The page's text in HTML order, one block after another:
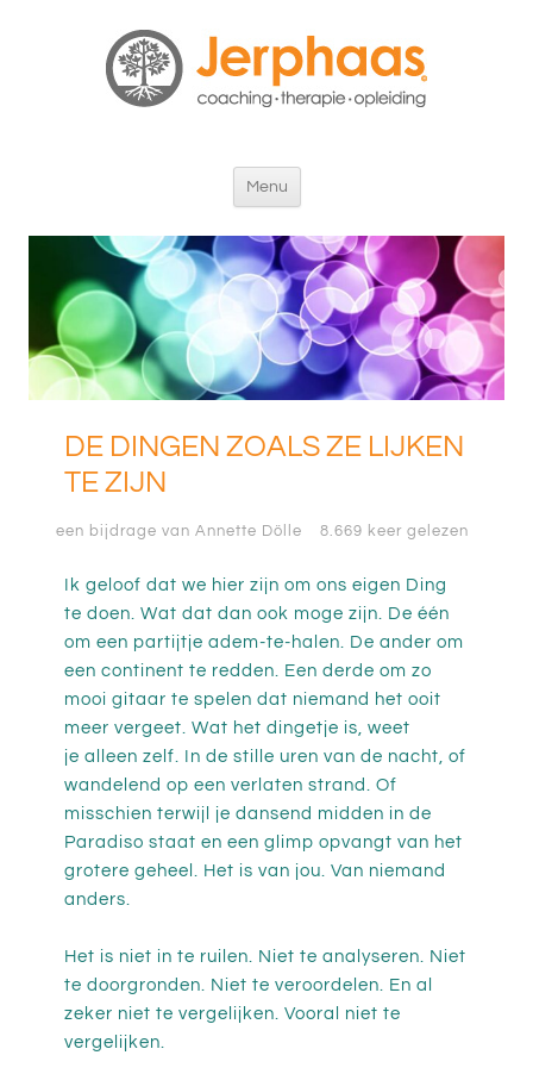
Menu
de
inhoud
DE DINGEN ZOALS ZE LIJKEN
TE ZIJN
een bijdrage van Annette Dölle 8.669 keer gelezen
Ik geloof dat we hier zijn om ons eigen Ding
te doen. Wat dat dan ook moge zijn. De één
om een partijtje adem-te-halen. De ander om
een continent te redden. Een derde om zo
mooi gitaar te spelen dat niemand het ooit
meer vergeet. Wat het dingetje is, weet
je alleen zelf. In de stille uren van de nacht, of
wandelend op een verlaten strand. Of
misschien terwijl je dansend midden in de
Paradiso staat en een glimp opvangt van het
grotere geheel. Het is van jou. Van niemand
anders.
Het is niet in te ruilen. Niet te analyseren. Niet
te doorgronden. Niet te veroordelen. En al
zeker niet te vergelijken. Vooral niet te
vergelijken.